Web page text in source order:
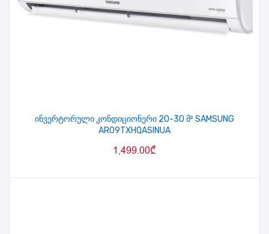
ინვერტორული კონდიციონერი 20-30 მ² SAMSUNG
AR09TXHQASINUA
1,499.00₾